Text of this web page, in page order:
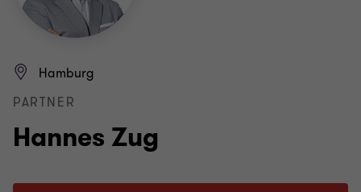
Hannes Zug
Hamburg
PARTNER